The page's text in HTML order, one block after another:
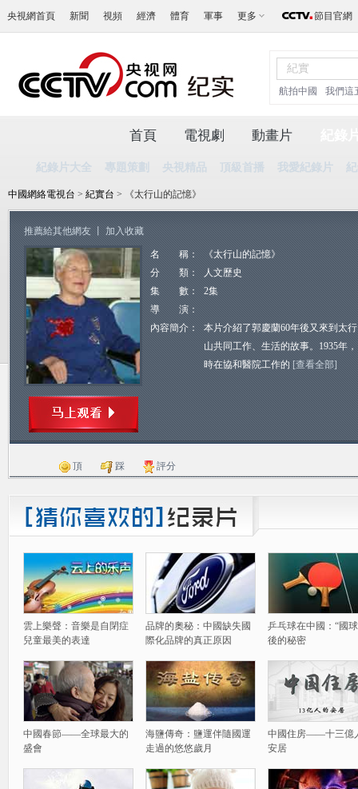
央視網首頁 新聞 視頻 經濟 體育 軍事 更多 節目官網
航拍中國 我們這
首頁 電視劇 動畫片
紀錄片大全 專題策劃 央視精品 頂級首播 我愛紀錄片
中國網絡電視台 > 紀實台 > 《太行山的記憶》
推薦給其他網友 加入收藏
名 稱：
《太行山的記憶》
分 類：
人文歷史
集 數：
2集
導 演：
內容簡介：
本片介紹了郭慶蘭60年後又來到太
山共同工作、生活的故事。1935年
時在協和醫院工作的 [查看全部]
頂 踩 評分
雲上樂聲：音樂是自閉症
兒童最美的表達
品牌的奧秘：中國缺失國
際化品牌的真正原因
乒乓球在中國：“國
後的秘密
中國春節——全球最大的
盛會
海鹽傳奇：鹽運伴隨國運
走過的悠悠歲月
中國住房——十三億
安居